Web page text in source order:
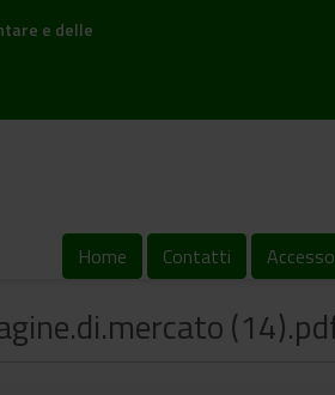
e delle
Home
Contatti